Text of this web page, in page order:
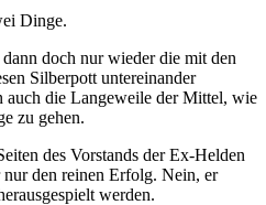
Dinge.
doch nur wieder die mit den
Silberpott untereinander
auch die Langeweile der Mittel, wie
zu gehen.
des Vorstands der Ex-Helden
den reinen Erfolg. Nein, er
werden.